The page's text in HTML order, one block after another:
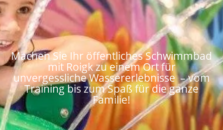
Machen Sie Ihr öffentliches Schwimmbad
mit Roigk zu einem Ort für
unvergessliche Wassererlebnisse – vom
Training bis zum Spaß für die ganze
Familie!